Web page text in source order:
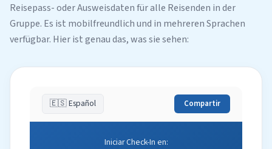
Reisepass- oder Ausweisdaten für alle Reisenden in der
Gruppe. Es ist mobilfreundlich und in mehreren Sprachen
verfügbar. Hier ist genau das, was sie sehen:
🇪🇸 Español Compartir
Iniciar Check-In en: